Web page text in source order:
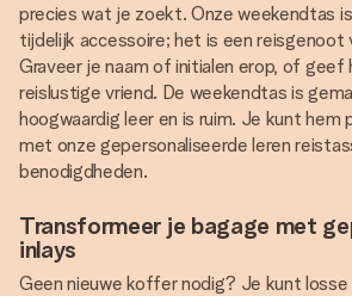
precies wat je zoekt. Onze weekendtas
tijdelijk accessoire; het is een reisgenoot
Graveer je naam of initialen erop, of geef
reislustige vriend. De weekendtas is
hoogwaardig leer en is ruim. Je kunt
met onze gepersonaliseerde leren
benodigdheden.
Transformeer je bagage met
inlays
Geen nieuwe koffer nodig? Je kunt losse